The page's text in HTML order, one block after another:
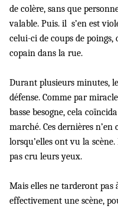
de colère, sans que
valable. Puis. il s’en est
celui-ci de coups de
copain dans la rue.
Durant plusieurs minutes,
défense. Comme par
basse besogne, cela
marché. Ces dernières
lorsqu’elles ont vu la
pas cru leurs yeux.
Mais elles ne tarderont pas
effectivement une scène,